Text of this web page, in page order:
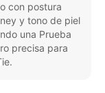
con postura
y tono de piel
una Prueba
precisa para